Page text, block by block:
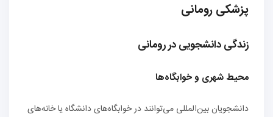
پزشکی رومانی
زندگی دانشجویی در رومانی
محیط شهری و خوابگاه‌ها
دانشجویان بین‌المللی می‌توانند در خوابگاه‌های دانشگاه یا خانه‌های